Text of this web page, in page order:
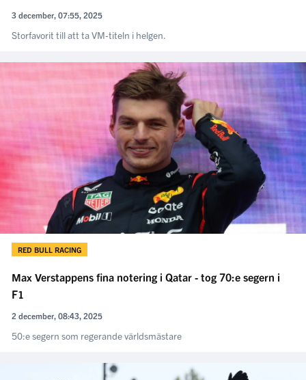
3 december, 07:55, 2025
Storfavorit till att ta VM-titeln i helgen.
RED BULL RACING
Max Verstappens fina notering i Qatar - tog 70:e segern i
F1
2 december, 08:43, 2025
50:e segern som regerande världsmästare